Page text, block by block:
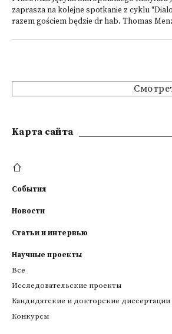
zaprasza na kolejne spotkanie z cyklu
razem gościem będzie dr hab. Thomas
Kарта сайта
События
Новости
Статьи и интервью
Научные проекты
Все
Исследовательские проекты
Кандидатские и докторские диссертации
Конкурсы